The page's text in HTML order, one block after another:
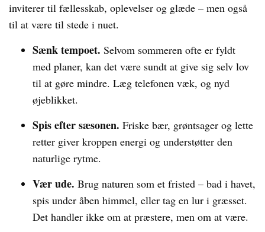
inviterer til fællesskab, oplevelser og glæde – men også
til at være til stede i nuet.
Sænk tempoet. Selvom sommeren ofte er fyldt
med planer, kan det være sundt at give sig selv lov
til at gøre mindre. Læg telefonen væk, og nyd
øjeblikket.
Spis efter sæsonen. Friske bær, grøntsager og lette
retter giver kroppen energi og understøtter den
naturlige rytme.
Vær ude. Brug naturen som et fristed – bad i havet,
spis under åben himmel, eller tag en lur i græsset.
Det handler ikke om at præstere, men om at være.